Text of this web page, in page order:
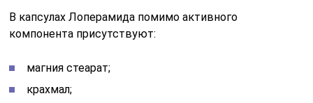
В капсулах Лоперамида помимо активного
компонента присутствуют:
магния стеарат;
крахмал;